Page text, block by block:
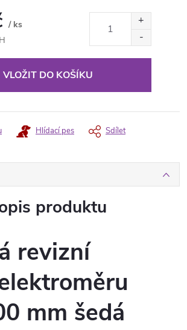
/ ks
VLOŽIT DO KOŠÍKU
Hlídací pes Sdílet
produktu
revizní
mm šedá